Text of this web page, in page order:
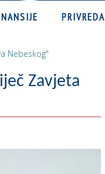
PRIVREDA
Nebeskog"
Zavjeta